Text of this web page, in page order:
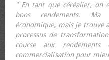
" En tant que céréalier, on
bons rendements. Ma
économique, mais je trouve
processus de
course aux
commercialisation pour